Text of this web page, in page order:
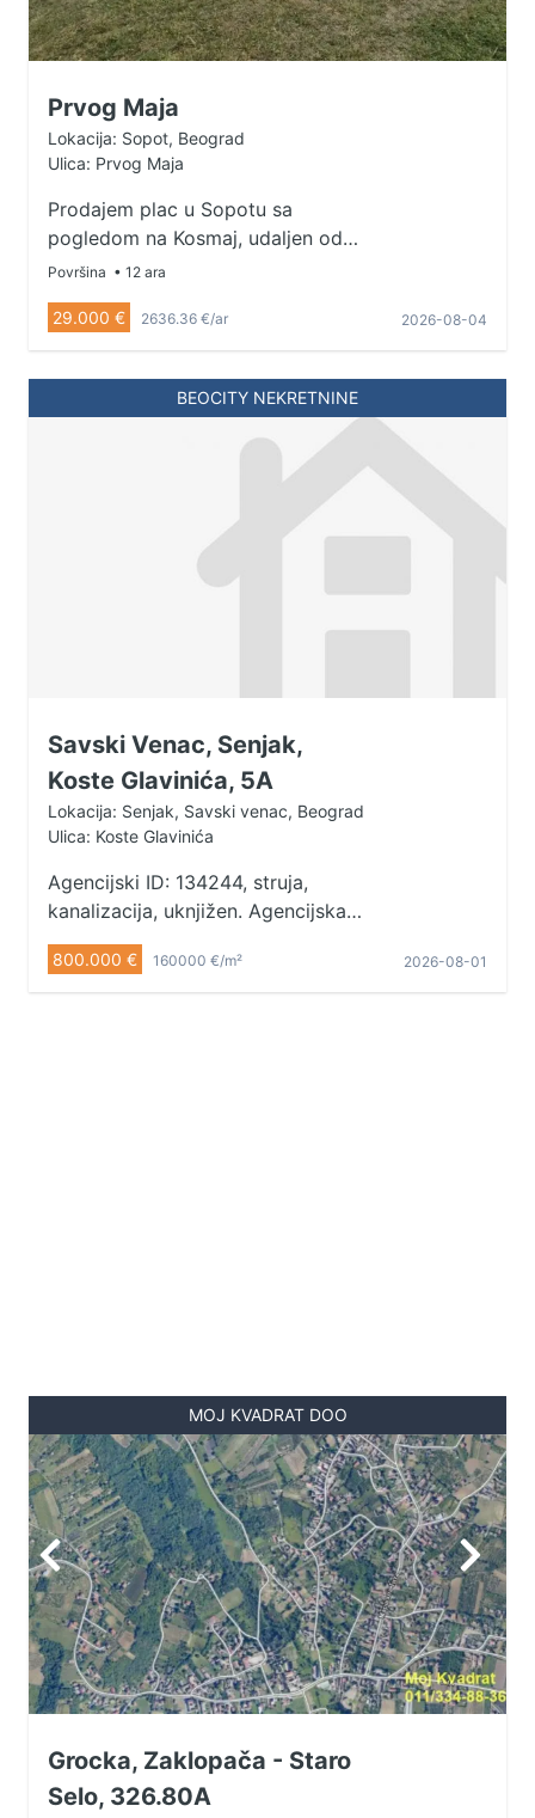
Prvog Maja
Lokacija: Sopot, Beograd
Ulica: Prvog Maja
Prodajem plac u Sopotu sa
pogledom na Kosmaj, udaljen od
centra oko 1.500m Vlasnik 1/1 Za
25-65
Površina • 12 ara
29.000 € 2636.36 €/ar 2026-08-04
BEOCITY NEKRETNINE
Savski Venac, Senjak,
Koste Glavinića, 5A
Lokacija: Senjak, Savski venac, Beograd
Ulica: Koste Glavinića
Agencijski ID: 134244, struja,
kanalizacija, uknjižen. Agencijska
provizija 2%. Telefoni: 060/555-
3901 • 011/328-3901.
800.000 € 160000 €/m² 2026-08-01
MOJ KVADRAT DOO
Grocka, Zaklopača - Staro
Selo, 326.80A